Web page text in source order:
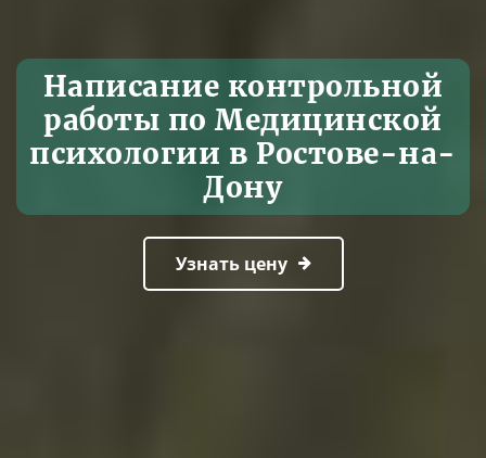
Написание контрольной
работы по Медицинской
психологии в Ростове-на-
Дону
Узнать цену